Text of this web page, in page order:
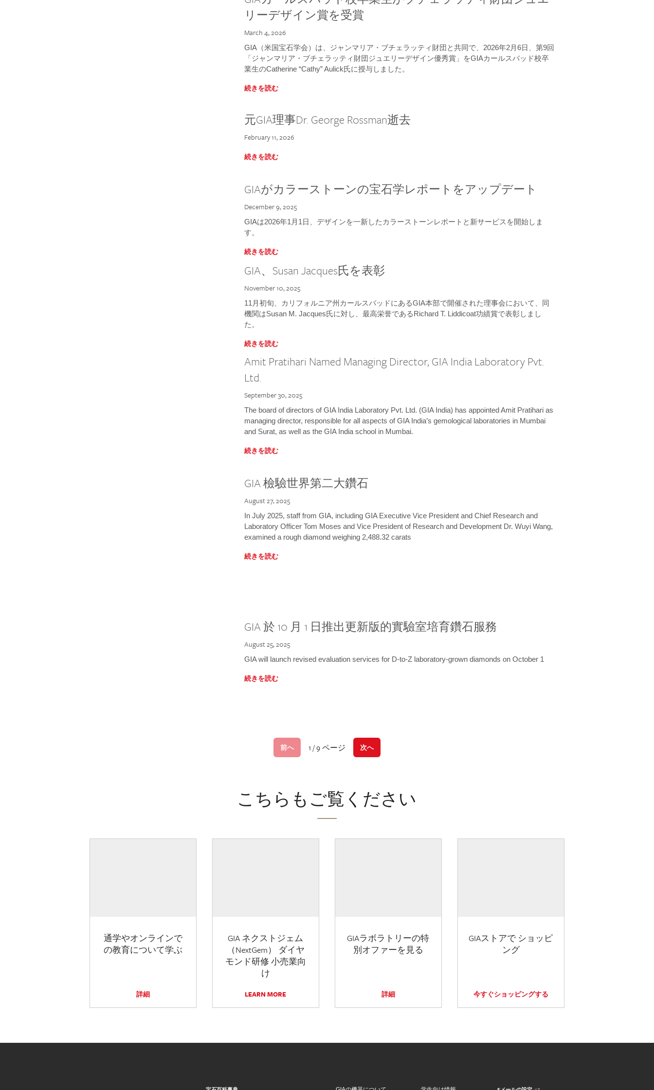
リーデザイン賞を受賞
March 4, 2026
GIA（米国宝石学会）は、ジャンマリア・ブチェラッティ財団と共同で、2026年2月6日、第9回
「ジャンマリア・ブチェラッティ財団ジュエリーデザイン優秀賞」をGIAカールスバッド校卒
業生のCatherine “Cathy” Aulick氏に授与しました。
続きを読む
元GIA理事Dr. George Rossman逝去
February 11, 2026
続きを読む
GIAがカラーストーンの宝石学レポートをアップデート
December 9, 2025
GIAは2026年1月1日、デザインを一新したカラーストーンレポートと新サービスを開始しま
す。
続きを読む
GIA、Susan Jacques氏を表彰
November 10, 2025
11月初旬、カリフォルニア州カールスバッドにあるGIA本部で開催された理事会において、同
機関はSusan M. Jacques氏に対し、最高栄誉であるRichard T. Liddicoat功績賞で表彰しまし
た。
続きを読む
Amit Pratihari Named Managing Director, GIA India Laboratory Pvt.
Ltd.
September 30, 2025
The board of directors of GIA India Laboratory Pvt. Ltd. (GIA India) has appointed Amit Pratihari as
managing director, responsible for all aspects of GIA India’s gemological laboratories in Mumbai
and Surat, as well as the GIA India school in Mumbai.
続きを読む
GIA 檢驗世界第二大鑽石
August 27, 2025
In July 2025, staff from GIA, including GIA Executive Vice President and Chief Research and
Laboratory Officer Tom Moses and Vice President of Research and Development Dr. Wuyi Wang,
examined a rough diamond weighing 2,488.32 carats
続きを読む
GIA 於 10 月 1 日推出更新版的實驗室培育鑽石服務
August 25, 2025
GIA will launch revised evaluation services for D-to-Z laboratory-grown diamonds on October 1
続きを読む
前へ 1 / 9 ページ 次へ
こちらもご覧ください
通学やオンラインで
の教育について学ぶ
詳細
GIA ネクストジェム
（NextGem） ダイヤ
モンド研修 小売業向
け
LEARN MORE
GIAラボラトリーの特
別オファーを見る
詳細
GIAストアで ショッピ
ング
今すぐショッピングする